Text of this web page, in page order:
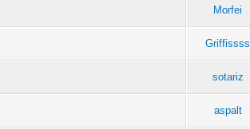
Morfei
Griffissss
sotariz
aspalt